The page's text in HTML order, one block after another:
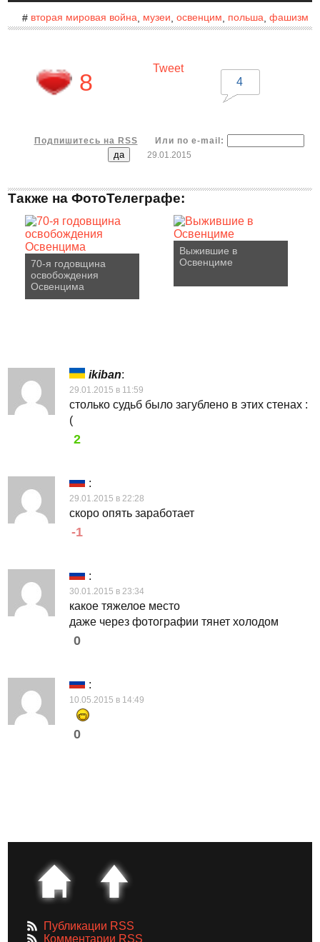
# вторая мировая война, музеи освенцим польша, фашизм
8
Tweet
4
Подпишитесь на RSS
Или по e-mail:
29.01.2015
Также на ФотоТелеграфе:
70-я годовщина
освобождения
Освенцима
Выжившие в
Освенциме
ikiban:
29.01.2015 в 11:59
столько судьб было загублено в этих стенах :
(
2
:
29.01.2015 в 22:28
скоро опять заработает
-1
:
30.01.2015 в 23:34
какое тяжелое место
даже через фотографии тянет холодом
0
:
10.05.2015 в 14:49
0
Публикации RSS
Комментарии RSS